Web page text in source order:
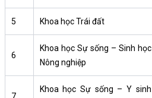
5 Khoa học Trái đất
6
Khoa học Sự sống – Sinh học
Nông nghiệp
7
Khoa học Sự sống – Y sinh